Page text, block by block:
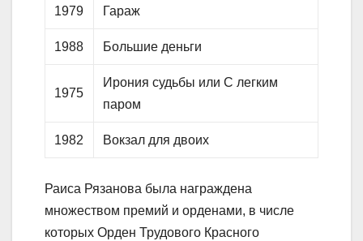
1979 Гараж
1988 Большие деньги
1975
Ирония судьбы или С легким
паром
1982 Вокзал для двоих
Раиса Рязанова была награждена
множеством премий и орденами, в числе
которых Орден Трудового Красного